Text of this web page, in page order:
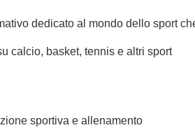
dedicato al mondo dello sport
calcio, basket, tennis e altri sport
sportiva e allenamento